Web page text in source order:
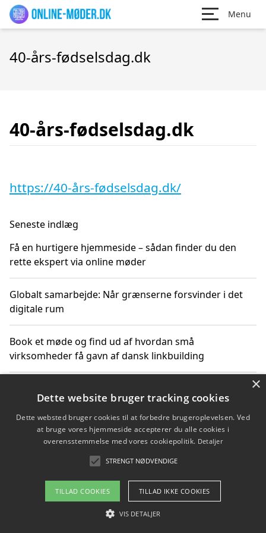
Menu
40-års-fødselsdag.dk
40-års-fødselsdag.dk
https://40-års-fødselsdag.dk/
Seneste indlæg
Få en hurtigere hjemmeside – sådan finder du den
rette ekspert via online møder
Globalt samarbejde: Når grænserne forsvinder i det
digitale rum
Book et møde og find ud af hvordan små
virksomheder få gavn af dansk linkbuilding
får du indgår et samarbejde
Hold et møde med en WordPress ekspert og vælg den
mest professionelle til at vedligeholde din løsning
Copyright 2026 - Pilanto Aps
Om / kontakt
×
Dette website bruger tracking cookies
Dette websted bruger cookies til at forbedre brugeroplevelsen. Ved
at bruge vores hjemmeside accepterer du alle cookies i
overensstemmelse med vores cookiepolitik. Detaljer
STRENGT NØDVENDIGE
TILLAD COOKIES TILLAD IKKE COOKIES
VIS DETALJER